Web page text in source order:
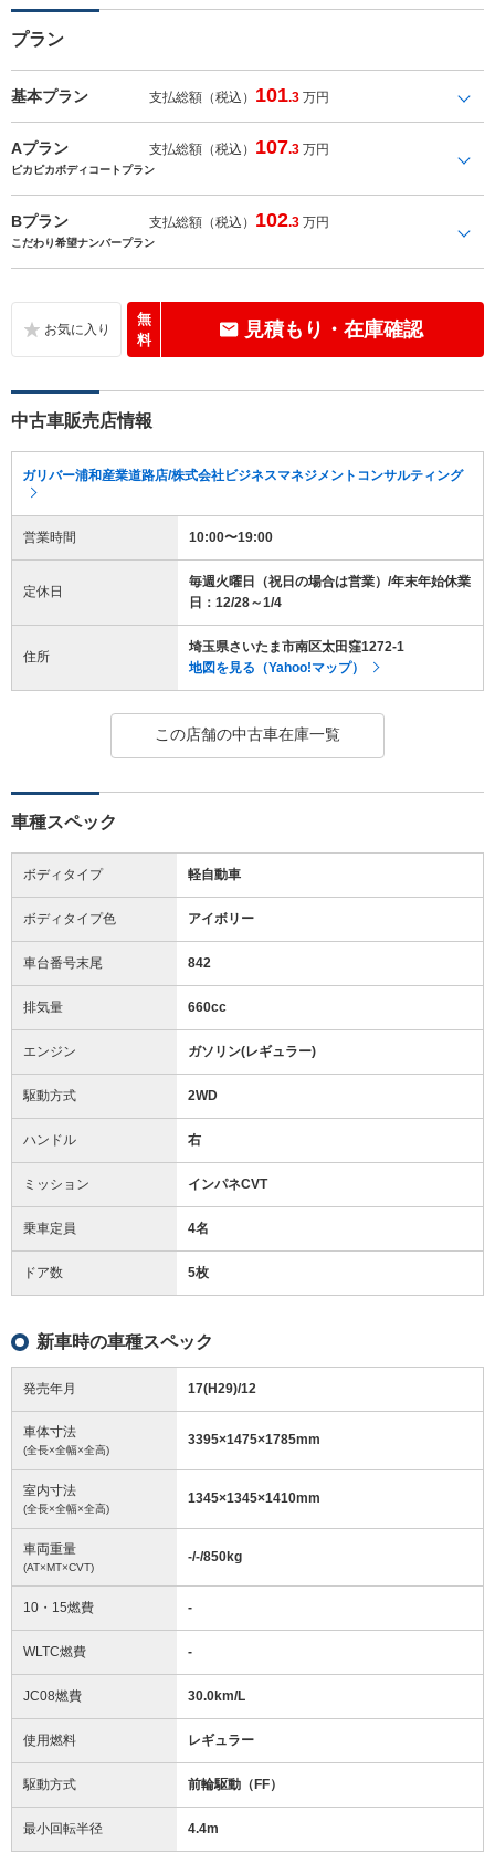
プラン
基本プラン 支払総額（税込） 101.3 万円
Aプラン 支払総額（税込） 107.3 万円
ピカピカボディコートプラン
Bプラン 支払総額（税込） 102.3 万円
こだわり希望ナンバープラン
無
料
見積もり・在庫確認
中古車販売店情報
ガリバー浦和産業道路店/株式会社ビジネスマネジメントコンサルティング
営業時間 10:00〜19:00
定休日
毎週火曜日（祝日の場合は営業）/年末年始休業
日：12/28～1/4
住所
埼玉県さいたま市南区太田窪1272-1
地図を見る（Yahoo!マップ）
この店舗の中古車在庫一覧
車種スペック
ボディタイプ 軽自動車
ボディタイプ色 アイボリー
車台番号末尾 842
排気量 660cc
エンジン ガソリン(レギュラー)
駆動方式 2WD
ハンドル 右
ミッション インパネCVT
乗車定員 4名
ドア数 5枚
新車時の車種スペック
発売年月 17(H29)/12
車体寸法
(全長×全幅×全高)
3395×1475×1785mm
室内寸法
(全長×全幅×全高)
1345×1345×1410mm
車両重量
(AT×MT×CVT)
-/-/850kg
10・15燃費 -
WLTC燃費 -
JC08燃費 30.0km/L
使用燃料 レギュラー
駆動方式 前輪駆動（FF）
最小回転半径 4.4m